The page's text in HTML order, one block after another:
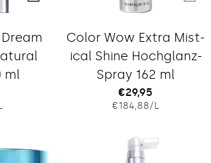
Dream
ml
Typ:
Color Wow Extra Mist-
ical Shine Hochglanz-
Spray 162 ml
Regulärer
Preis
€29,95
EINZELPREIS
€184,88/PRO
L